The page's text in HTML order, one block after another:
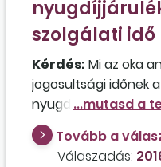
szolgálati idő
Kérdés: Mi az oka
jogosultsági időnek
nyugdíjának
alapján fizetett
Tovább a
Válaszadás: